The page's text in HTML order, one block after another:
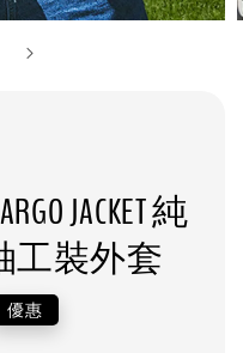
JACKET 純
工裝外套
優惠